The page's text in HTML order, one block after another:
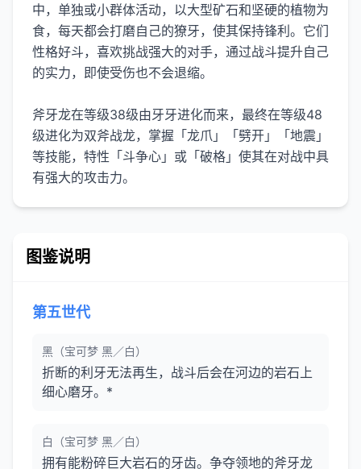
中，单独或小群体活动，以大型矿石和坚硬的植物为
食，每天都会打磨自己的獠牙，使其保持锋利。它们
性格好斗，喜欢挑战强大的对手，通过战斗提升自己
的实力，即使受伤也不会退缩。
斧牙龙在等级38级由牙牙进化而来，最终在等级48
级进化为双斧战龙，掌握「龙爪」「劈开」「地震」
等技能，特性「斗争心」或「破格」使其在对战中具
有强大的攻击力。
图鉴说明
第五世代
黑（宝可梦 黑／白）
折断的利牙无法再生，战斗后会在河边的岩石上
细心磨牙。*
白（宝可梦 黑／白）
拥有能粉碎巨大岩石的牙齿。争夺领地的斧牙龙